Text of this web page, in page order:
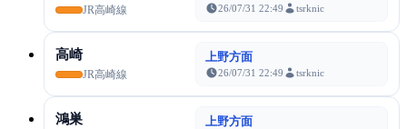
JR高崎線 26/07/31 22:49 tsrknic
高崎
JR高崎線
上野方面
26/07/31 22:49 tsrknic
鴻巣 上野方面